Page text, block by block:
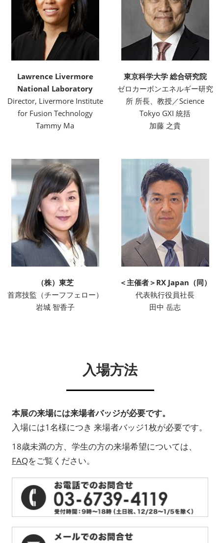
Lawrence Livermore
National Laboratory
Director, Livermore Institute
for Fusion Technology
Tammy Ma
東京科学大学 総合研究院
ゼロカーボンエネルギー研究
所 所長、教授／Science
Tokyo GXI 統括
加藤 之貴
（株）東芝
首席技監（チーフフェロー）
岩城 智香子
＜主催者＞RX Japan（同）
代表執行役員社長
田中 岳志
入場方法
本展の来場には来場者バッジが必要です。
入場には1名様につき 来場者バッジ1枚が必要です。
18歳未満の方、学生の方の来場希望については、
FAQをご覧ください。